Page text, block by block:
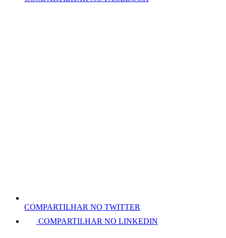
COMPARTILHAR NO TWITTER
COMPARTILHAR NO LINKEDIN